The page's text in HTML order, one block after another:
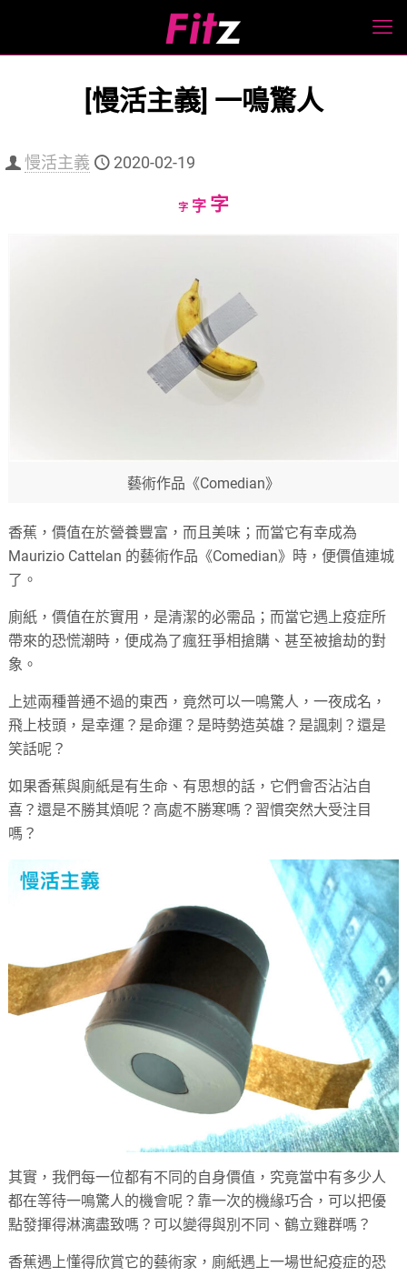
[慢活主義] 一鳴驚人
慢活主義 2020-02-19
字Decrease
字Reset
字Increase
藝術作品《Comedian》
香蕉，價值在於營養豐富，而且美味；而當它有幸成為
Maurizio Cattelan 的藝術作品《Comedian》時，便價值連城
了。
廁紙，價值在於實用，是清潔的必需品；而當它遇上疫症所
帶來的恐慌潮時，便成為了瘋狂爭相搶購、甚至被搶劫的對
象。
上述兩種普通不過的東西，竟然可以一鳴驚人，一夜成名，
飛上枝頭，是幸運？是命運？是時勢造英雄？是諷刺？還是
笑話呢？
如果香蕉與廁紙是有生命、有思想的話，它們會否沾沾自
喜？還是不勝其煩呢？高處不勝寒嗎？習慣突然大受注目
嗎？
其實，我們每一位都有不同的自身價值，究竟當中有多少人
都在等待一鳴驚人的機會呢？靠一次的機緣巧合，可以把優
點發揮得淋漓盡致嗎？可以變得與別不同、鶴立雞群嗎？
香蕉遇上懂得欣賞它的藝術家，廁紙遇上一場世紀疫症的恐